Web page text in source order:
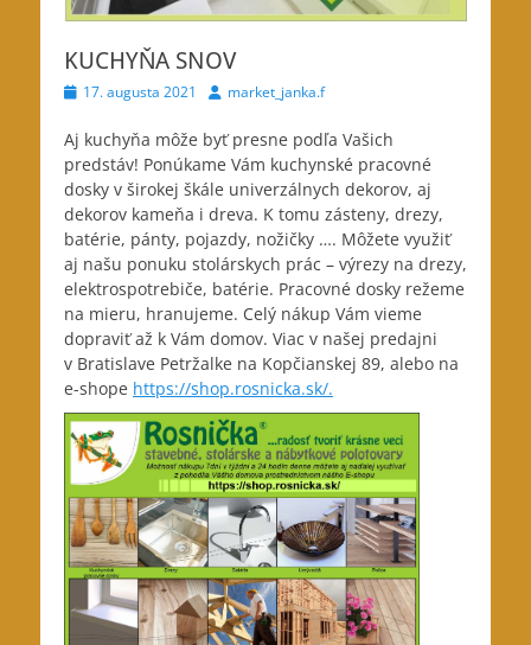
KUCHYŇA SNOV
Posted17. augusta 2021 Authormarket_janka.f
Aj kuchyňa môže byť presne podľa Vašich
predstáv! Ponúkame Vám kuchynské pracovné
dosky v širokej škále univerzálnych dekorov, aj
dekorov kameňa i dreva. K tomu zásteny, drezy,
batérie, pánty, pojazdy, nožičky …. Môžete využiť
aj našu ponuku stolárskych prác – výrezy na drezy,
elektrospotrebiče, batérie. Pracovné dosky režeme
na mieru, hranujeme. Celý nákup Vám vieme
dopraviť až k Vám domov. Viac v našej predajni
v Bratislave Petržalke na Kopčianskej 89, alebo na
e-shope https://shop.rosnicka.sk/.